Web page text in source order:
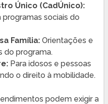
Único (CadÚnico):
programas sociais do
Família:Orientações e
do programa.
Para idosos e pessoas
o direito à mobilidade.
podem exigir a